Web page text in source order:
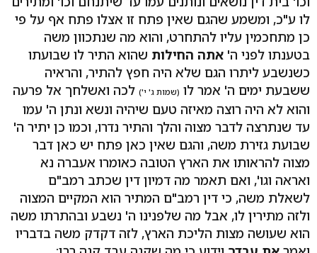
לו ע"כ, ומשמע שהגם שאין פתח זו אצלו פתח אף על פי
כן מתחכמין עליו להתחרט, והוא מה שנתכוון משה
בטענתו לפני ה' אתה החילות שהוא התיר לו שבועתו
כשנשבע ליתרו הגם שלא היה חפץ להתיר, והראיה
ששבעת ימים ה' אמר לו (שמות ג' י') לכה ואשלחך אל פרעה
והוא לא היה רוצה מאיזה טעם שיהיה ונשא ונתן ה' עמו
עד שנתרצה לדבר מצוה והלך והתיר נדרו, וכמו כן יתיר ה'
שבועת גזירת משה, והגם שאין כאן פתח יש כאן דבר
מצוה להראותו את הארץ הטובה כאומרו אעברה נא
ואראה וגו', ואם תאמר מה דמיון דין שכתב רמב"ם
לשאלת משה, כי דין רמב"ם המתיר הוא המקיים המצוה
ולזה מתירין לו, אבל מה שלפנינו ה' נשבע ובהתרתו משה
הוא שעושה מצות הליכת הארץ, לזה דקדק משה בדבריו